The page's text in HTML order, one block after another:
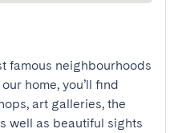
famous neighbourhoods
home, you’ll find
art galleries, the
well as beautiful sights